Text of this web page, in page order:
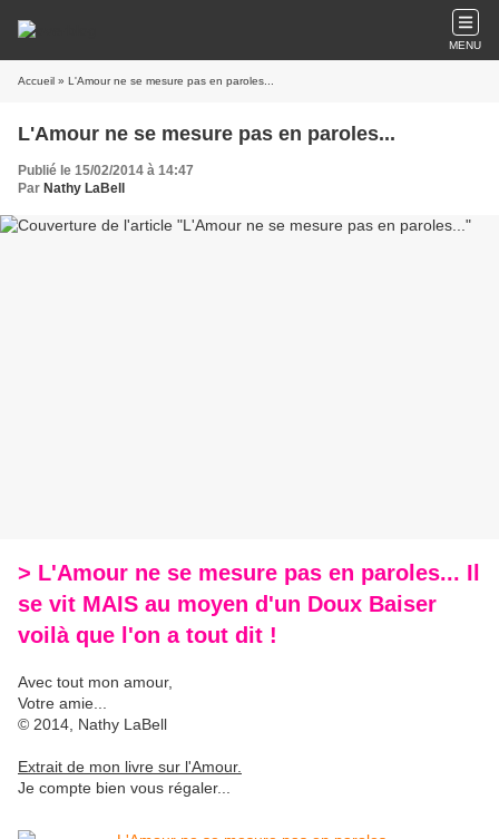
MENU
Accueil » L'Amour ne se mesure pas en paroles...
L'Amour ne se mesure pas en paroles...
Publié le 15/02/2014 à 14:47
Par Nathy LaBell
> L'Amour ne se mesure pas en paroles... Il
se vit MAIS au moyen d'un Doux Baiser
voilà que l'on a tout dit !
Avec tout mon amour,
Votre amie...
© 2014, Nathy LaBell
Extrait de mon livre sur l'Amour.
Je compte bien vous régaler...